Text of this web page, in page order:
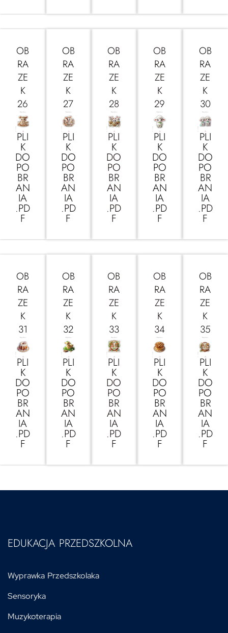
OB
RA
ZE
K
26
PLI
K
DO
PO
BR
AN
IA
.PD
F
OB
RA
ZE
K
27
PLI
K
DO
PO
BR
AN
IA
.PD
F
OB
RA
ZE
K
28
PLI
K
DO
PO
BR
AN
IA
.PD
F
OB
RA
ZE
K
29
PLI
K
DO
PO
BR
AN
IA
.PD
F
OB
RA
ZE
K
30
PLI
K
DO
PO
BR
AN
IA
.PD
F
OB
RA
ZE
K
31
PLI
K
DO
PO
BR
AN
IA
.PD
F
OB
RA
ZE
K
32
PLI
K
DO
PO
BR
AN
IA
.PD
F
OB
RA
ZE
K
33
PLI
K
DO
PO
BR
AN
IA
.PD
F
OB
RA
ZE
K
34
PLI
K
DO
PO
BR
AN
IA
.PD
F
OB
RA
ZE
K
35
PLI
K
DO
PO
BR
AN
IA
.PD
F
EDUKACJA PRZEDSZKOLNA
Wyprawka Przedszkolaka
Sensoryka
Muzykoterapia